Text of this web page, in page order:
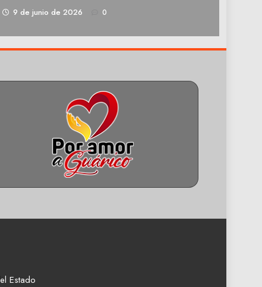
9 de junio de 2026 0
Estado